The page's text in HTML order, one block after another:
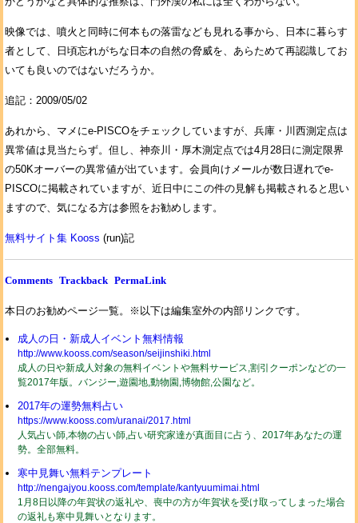
映像では、噴火と同時に何本もの落雷なども見れる事から、日本に暮らす
者として、日頃忘れがちな日本の自然の脅威を、あらためて再認識してお
いても良いのではないだろうか。
追記：2009/05/02
あれから、マメにe-PISCOをチェックしていますが、兵庫・川西測定点は
異常値は見当たらず。但し、神奈川・厚木測定点では4月28日に測定限界
の50Kオーバーの異常値が出ています。会員向けメールが数日遅れでe-
PISCOに掲載されていますが、近日中にこの件の見解も掲載されると思い
ますので、気になる方は参照をお勧めします。
無料サイト集 Kooss (run)記
Comments Trackback PermaLink
本日のお勧めページ一覧。※以下は編集室外の内部リンクです。
成人の日・新成人イベント無料情報
http://www.kooss.com/season/seijinshiki.html
成人の日や新成人対象の無料イベントや無料サービス,割引クーポンなどの一
覧2017年版。バンジー,遊園地,動物園,博物館,公園など。
2017年の運勢無料占い
https://www.kooss.com/uranai/2017.html
人気占い師,本物の占い師,占い研究家達が真面目に占う、2017年あなたの運
勢。全部無料。
寒中見舞い無料テンプレート
http://nengajyou.kooss.com/template/kantyuumimai.html
1月8日以降の年賀状の返礼や、喪中の方が年賀状を受け取ってしまった場合
の返礼も寒中見舞いとなります。